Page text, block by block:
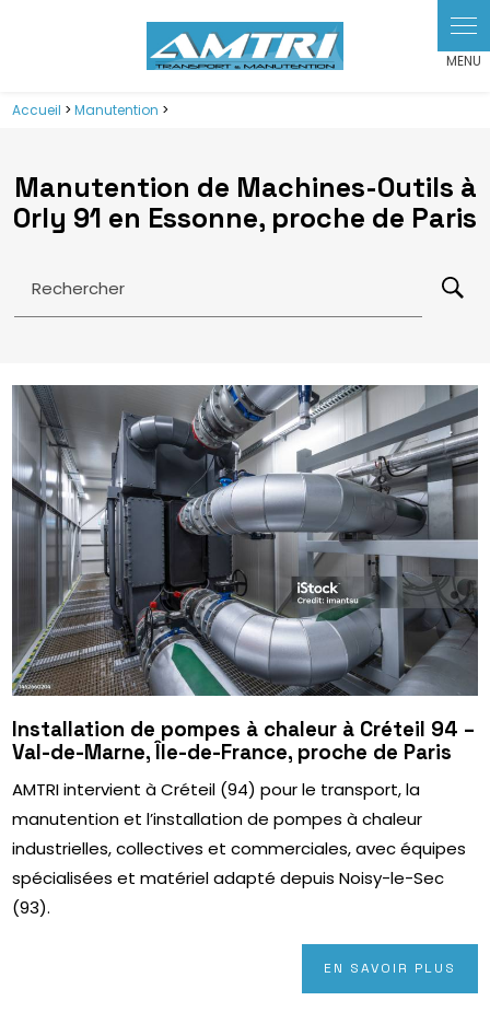
Accueil >Manutention >
Manutention de Machines-Outils à
Orly 91 en Essonne, proche de Paris
Rechercher
Installation de pompes à chaleur à Créteil 94 –
Val-de-Marne, Île-de-France, proche de Paris
AMTRI intervient à Créteil (94) pour le transport, la
manutention et l’installation de pompes à chaleur
industrielles, collectives et commerciales, avec équipes
spécialisées et matériel adapté depuis Noisy-le-Sec
(93).
EN SAVOIR PLUS